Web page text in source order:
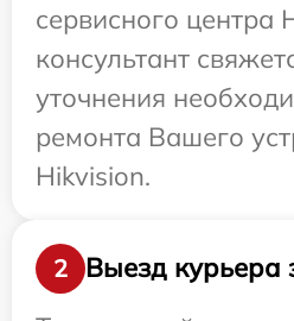
сервисного центра
консультант
уточнения
ремонта Вашего
Hikvision.
2
Выезд курьера